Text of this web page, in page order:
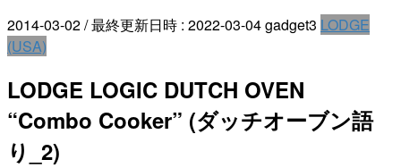
2014-03-02/ 最終更新日時 : 2022-03-04gadget3 LODGE
(USA)
LODGE LOGIC DUTCH OVEN
“Combo Cooker” (ダッチオーブン語
り_2)